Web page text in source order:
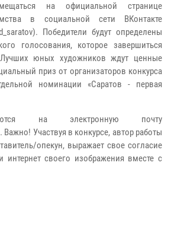
на официальной странице
в социальной сети ВКонтакте
Победители будут определены
голосования, которое завершиться
Лучших юных художников ждут ценные
приз от организаторов конкурса
номинации «Саратов - первая
на электронную почту
Важно! Участвуя в конкурсе, автор работы
опекун, выражает свое согласие
интернет своего изображения вместе с